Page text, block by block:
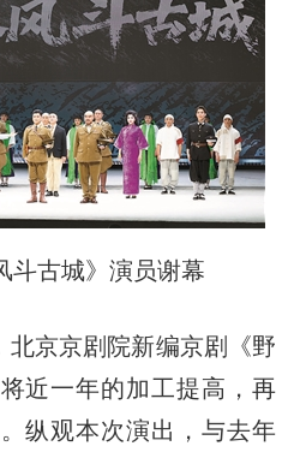
古城》演员谢幕
京京剧院新编京剧《野
近一年的加工提高，再
纵观本次演出，与去年